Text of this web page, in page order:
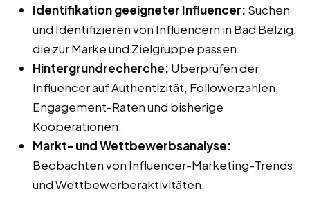
Identifikation geeigneter Influencer: Suchen
und Identifizieren von Influencern in Bad Belzig,
die zur Marke und Zielgruppe passen.
Hintergrundrecherche: Überprüfen der
Influencer auf Authentizität, Followerzahlen,
Engagement-Raten und bisherige
Kooperationen.
Markt- und Wettbewerbsanalyse:
Beobachten von Influencer-Marketing-Trends
und Wettbewerberaktivitäten.